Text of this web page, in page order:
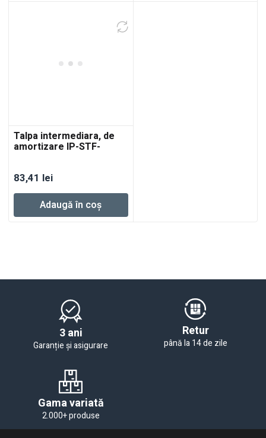
Talpa intermediara, de
amortizare IP-STF-
83,41 lei
Adaugă în coș
3 ani
Garanție și asigurare
Retur
până la 14 de zile
Gama variată
2.000+ produse